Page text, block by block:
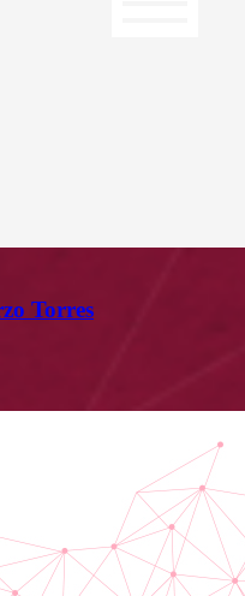
Torres